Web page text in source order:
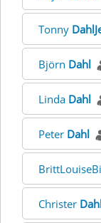
Tonny
Björn Dahl
Linda Dahl
Peter Dahl
Christer